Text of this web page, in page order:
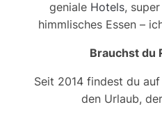
geniale Hotels, super
himmlisches Essen –
Brauchst du
Seit 2014 findest du
den Urlaub,